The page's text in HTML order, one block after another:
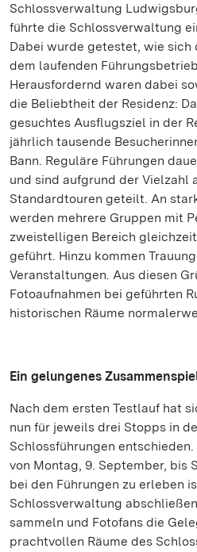
Schlossverwaltung
führte die Schlossverwaltung
Dabei wurde getestet, wie sich
dem laufenden
Herausfordernd waren dabei
die Beliebtheit der Residenz:
gesuchtes Ausflugsziel in der
jährlich tausende
Bann. Reguläre Führungen
und sind aufgrund der Vielzahl
Standardtouren geteilt. An
werden mehrere Gruppen mit
zweistelligen Bereich
geführt. Hinzu kommen
Veranstaltungen. Aus diesen
Fotoaufnahmen bei geführten
historischen Räume
Ein gelungenes
Nach dem ersten Testlauf hat
nun für jeweils drei Stopps in
Schlossführungen
von Montag, 9. September, bis
bei den Führungen zu erleben
Schlossverwaltung
sammeln und Fotofans die
prachtvollen Räume des